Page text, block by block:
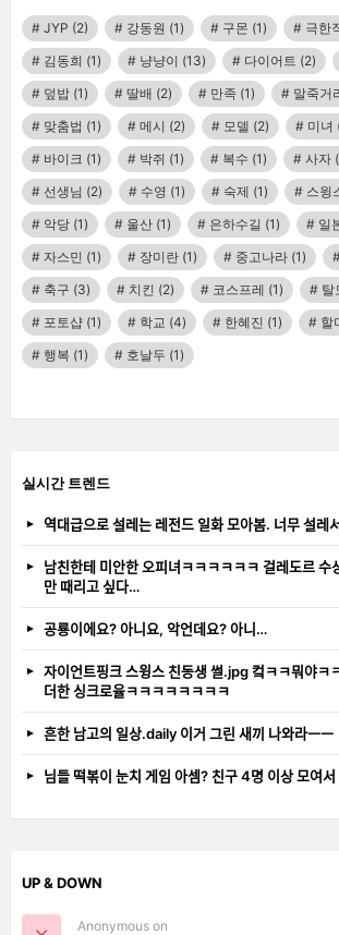
JYP (2) 강동원 (1) 구몬 (1) 극한
김동희 (1) 냥냥이 (13) 다이어트 (2)
덮밥 (1) 딸배 (2) 만족 (1) 말죽거
맞춤법 (1) 메시 (2) 모델 (2) 미녀
바이크 (1) 박쥐 (1) 복수 (1) 사자
선생님 (2) 수영 (1) 숙제 (1) 스윙
악당 (1) 울산 (1) 은하수길 (1) 일
자스민 (1) 장미란 (1) 중고나라 (1)
축구 (3) 치킨 (2) 코스프레 (1) 탈
포토샵 (1) 학교 (4) 한혜진 (1) 할
행복 (1) 호날두 (1)
실시간 트렌드
역대급으로 설레는 레전드 일화 모아봄. 너무
남친한테 미안한 오피녀ㅋㅋㅋㅋㅋㅋ 걸레도르
만 때리고 싶다…
공룡이에요? 아니요, 악언데요? 아니…
자이언트핑크 스윙스 친동생 썰.jpg 컼ㅋㅋ
더한 싱크로율ㅋㅋㅋㅋㅋㅋㅋㅋ
흔한 남고의 일상.daily 이거 그린 새끼 나와라ㅡㅡ
님들 떡볶이 눈치 게임 아셈? 친구 4명 이상
UP & DOWN
Anonymous on